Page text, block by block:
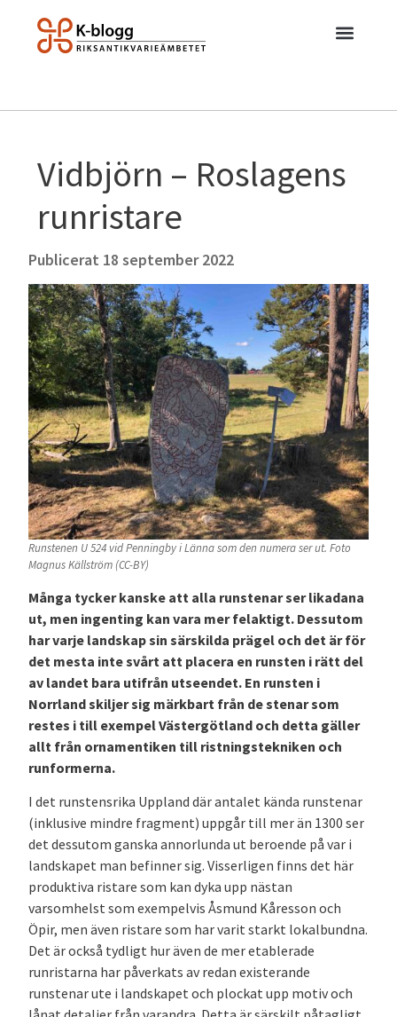
Vidbjörn – Roslagens
runristare
Publicerat 18 september 2022
Runstenen U 524 vid Penningby i Länna som den numera ser ut. Foto
Magnus Källström (CC-BY)
Många tycker kanske att alla runstenar ser likadana
ut, men ingenting kan vara mer felaktigt. Dessutom
har varje landskap sin särskilda prägel och det är för
det mesta inte svårt att placera en runsten i rätt del
av landet bara utifrån utseendet. En runsten i
Norrland skiljer sig märkbart från de stenar som
restes i till exempel Västergötland och detta gäller
allt från ornamentiken till ristningstekniken och
runformerna.
I det runstensrika Uppland där antalet kända runstenar
(inklusive mindre fragment) uppgår till mer än 1300 ser
det dessutom ganska annorlunda ut beroende på var i
landskapet man befinner sig. Visserligen finns det här
produktiva ristare som kan dyka upp nästan
varsomhelst som exempelvis Åsmund Kåresson och
Öpir, men även ristare som har varit starkt lokalbundna.
Det är också tydligt hur även de mer etablerade
runristarna har påverkats av redan existerande
runstenar ute i landskapet och plockat upp motiv och